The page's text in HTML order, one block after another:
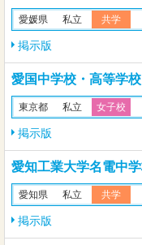
愛媛県 私立 共学
掲示版
愛国中学校・高等学校
東京都 私立 女子校
掲示版
愛知工業大学名電中
愛知県 私立 共学
掲示版